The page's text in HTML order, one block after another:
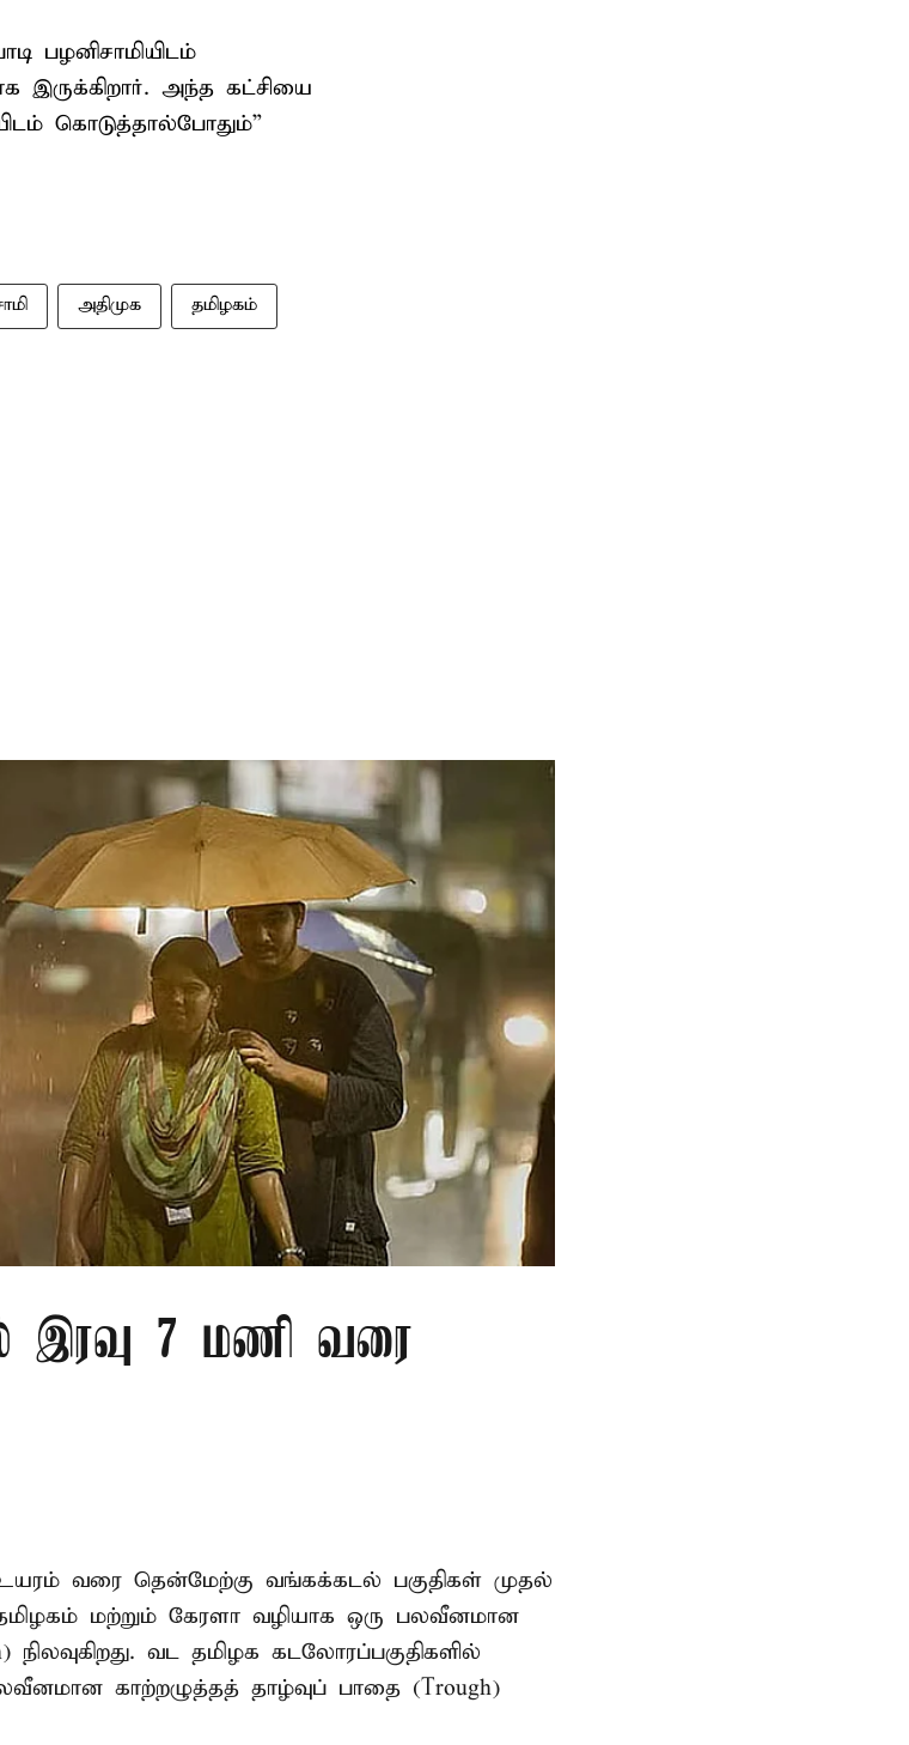
பழனிசாமியிடம்
இருக்கிறார். அந்த கட்சியை
கொடுத்தால்போதும்”
அதிமுக தமிழகம்
இரவு 7 மணி வரை
உயரம் வரை தென்மேற்கு வங்கக்கடல் பகுதிகள் முதல்
மற்றும் கேரளா வழியாக ஒரு பலவீனமான
வட தமிழக கடலோரப்பகுதிகளில்
காற்றழுத்தத் தாழ்வுப் பாதை (Trough)